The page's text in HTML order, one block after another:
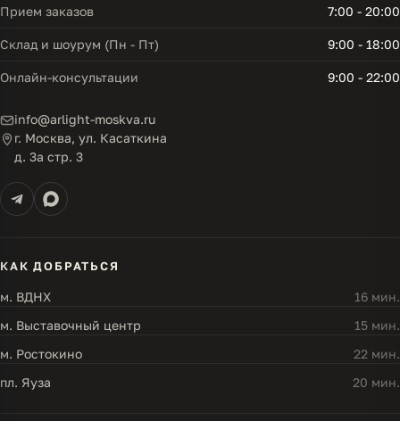
Прием заказов 7:00 - 20:00
Склад и шоурум (Пн - Пт) 9:00 - 18:00
Онлайн-консультации 9:00 - 22:00
info@arlight-moskva.ru
г. Москва, ул. Касаткина
д. 3а стр. 3
КАК ДОБРАТЬСЯ
м. ВДНХ
16 мин.
м. Выставочный центр
15 мин.
м. Ростокино
22 мин.
пл. Яуза
20 мин.